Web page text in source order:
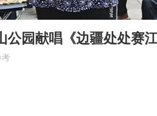
深圳地面沉降致车辆损坏系谣言
现代版摸金校尉落网查获400多
公园献唱《边疆处处赛